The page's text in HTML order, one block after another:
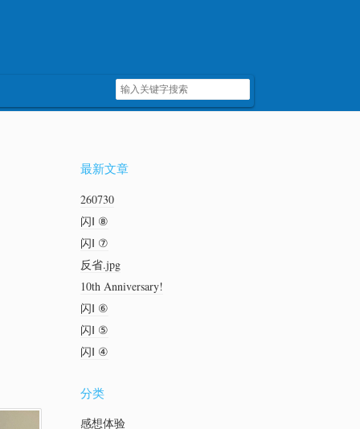
最新文章
260730
闪Ⅰ ⑧
闪Ⅰ ⑦
反省.jpg
10th Anniversary!
闪Ⅰ ⑥
闪Ⅰ ⑤
闪Ⅰ ④
分类
感想体验